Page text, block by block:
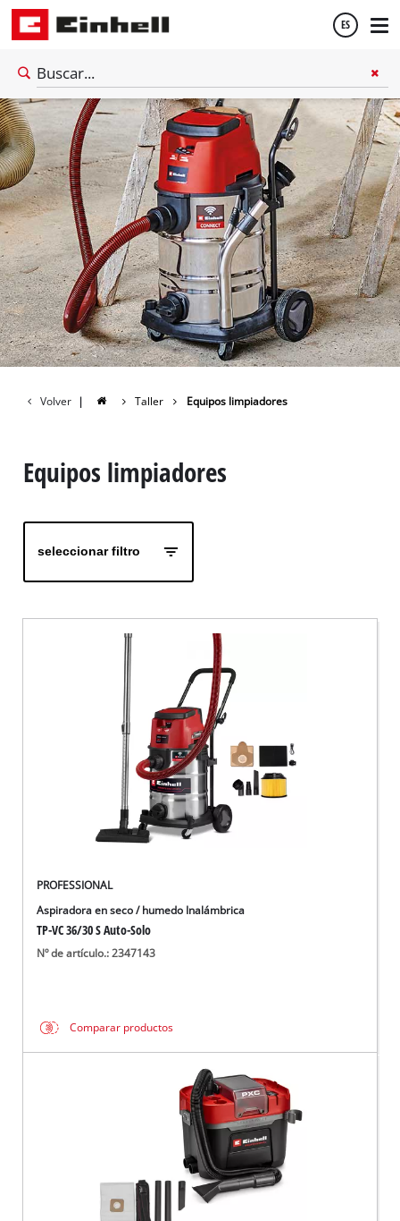
ES
Español
English
Volver | Taller Equipos limpiadores
Equipos limpiadores
seleccionar filtro
PROFESSIONAL
Aspiradora en seco / humedo Inalámbrica
TP-VC 36/30 S Auto-Solo
Nº de artículo.: 2347143
Comparar productos